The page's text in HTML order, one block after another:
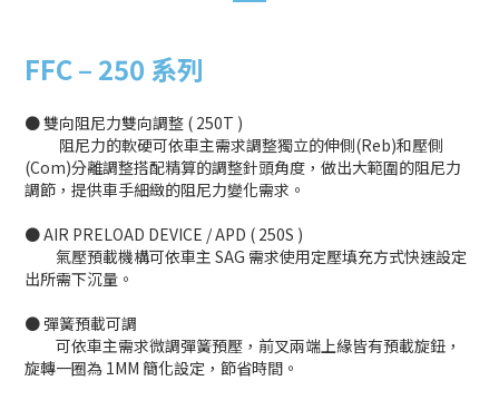
FFC – 250 系列
● 雙向阻尼力雙向調整 ( 250T )
阻尼力的軟硬可依車主需求調整獨立的伸側(Reb)和壓側
(Com)分離調整搭配精算的調整針頭角度，做出大範圍的阻尼力
調節，提供車手細緻的阻尼力變化需求。
● AIR PRELOAD DEVICE / APD ( 250S )
氣壓預載機構可依車主 SAG 需求使用定壓填充方式快速設定
出所需下沉量。
● 彈簧預載可調
可依車主需求微調彈簧預壓，前叉兩端上緣皆有預載旋鈕，
旋轉一圈為 1MM 簡化設定，節省時間。